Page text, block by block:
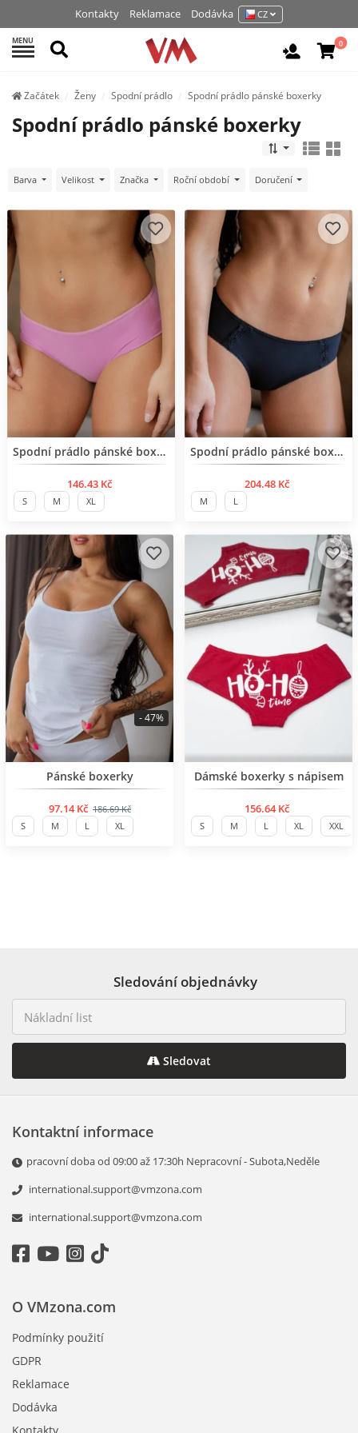
Kontakty Reklamace Dodávka CZ
MENU Hledat Vchod /
0
Začátek Ženy Spodní prádlo Spodní prádlo pánské boxerky
Spodní prádlo pánské boxerky
Barva Velikost Značka Roční období Doručení
BESTSELLERSpodní prádlo pánské boxerky
146.43 Kč
S M XL
BESTSELLERSpodní prádlo pánské boxerky
204.48 Kč
M L
BESTSELLER
Pánské boxerky
97.14 Kč 186.69 Kč
- 47%
S M L XL
BESTSELLER
Dámské boxerky s nápisem
156.64 Kč
S M L XL XXL
Sledování objednávky
Sledovat
Kontaktní informace
pracovní doba od 09:00 až 17:30h Nepracovní - Subota,Neděle
international.support@vmzona.com
international.support@vmzona.com
O VMzona.com
Podmínky použití
GDPR
Reklamace
Dodávka